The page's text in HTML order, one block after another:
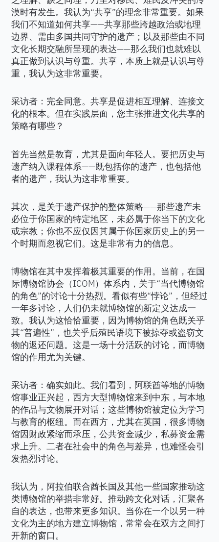
漠时有发生。我认为“共享”的理念非常重要。如果
我们不知道如何共享——共享那些跨越政治或地理
边界、需由多国共同守护的遗产；以及那些由不同
文化长期交融所呈现的表达——那么我们也就难以
真正做到认识与尊重。共享，本质上就是认识与尊
重，我认为这非常重要。
采访者：完全同意。共享是促进相互理解、连接文
化的根本。但在实践层面，您主张推进文化共享的
策略有哪些？
首先当然是教育，尤其是面向年轻人。要把历史与
遗产纳入课程体系——既包括你的遗产，也包括他
者的遗产，我认为这非常重要。
其次，是关于遗产保护的整体策略——那些遗产未
必位于你国家的特定地区，未必属于你当下的文化
或宗教；你也不应仅因其属于你国家历史上的另一
个时期而忽视它们。这是非常有力的信息。
博物馆在其中发挥着极其重要的作用。当前，在国
际博物馆协会（ICOM）体系内，关于“当代博物馆
的角色”的讨论十分热烈。看似有些“悖论”，但经过
一年多讨论，人们仍未就博物馆的新定义达成一
致。我认为这恰恰重要，因为博物馆的角色既关乎
其“普遍性”，也关乎后殖民语境下被掠夺或盗窃文
物的返还问题。这是一场十分活跃的讨论，而博物
馆的作用尤为关键。
采访者：确实如此。我们看到，阿联酋等地的博物
馆事业正兴起，西方大型博物馆来到中东，与本地
的作品与文物展开对话；这些博物馆被定位为学习
与教育的枢纽。而在西方，尤其在英国，很多博物
馆因财政紧缩而承压，公共资金减少，私募资金需
求上升。二者在社会中的角色与差异，也难怪会引
发热烈讨论。
我认为，阿拉伯联合酋长国及其他一些国家推动这
类博物馆的举措非常好。推动跨文化对话，汇聚各
自的表达，也带来更多知识。当你在一个以另一种
文化为主的地方建立博物馆，常常会在双方之间打
开新的窗口。